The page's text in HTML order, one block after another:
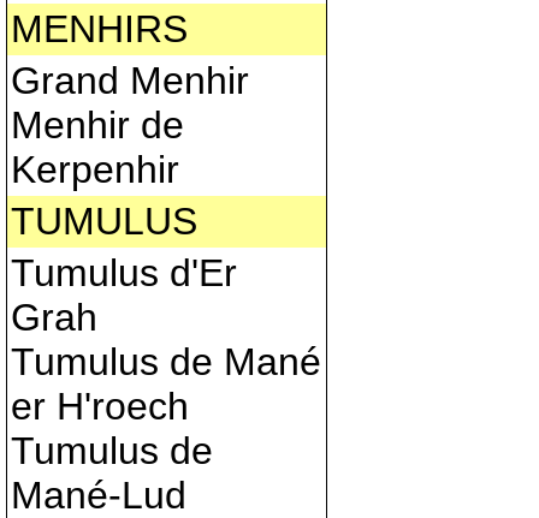
MENHIRS
Grand Menhir
Menhir de
Kerpenhir
TUMULUS
Tumulus d'Er
Grah
Tumulus de Mané
er H'roech
Tumulus de
Mané-Lud